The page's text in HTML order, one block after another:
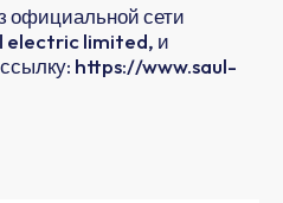
официальной сети
electric limited, и
https://www.saul-